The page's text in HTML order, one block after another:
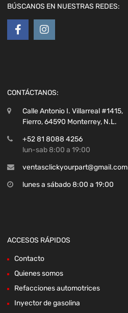
BÚSCANOS EN NUESTRAS REDES:
CONTÁCTANOS:
Calle Antonio I. Villarreal #1415,
Fierro, 64590 Monterrey, N.L.
+52 81 8088 4256
lun-sab 8:00 a 19:00
ventasclickyourpart@gmail.com
lunes a sábado 8:00 a 19:00
ACCESOS RÁPIDOS
Contacto
Quienes somos
Refacciones automotrices
Inyector de gasolina